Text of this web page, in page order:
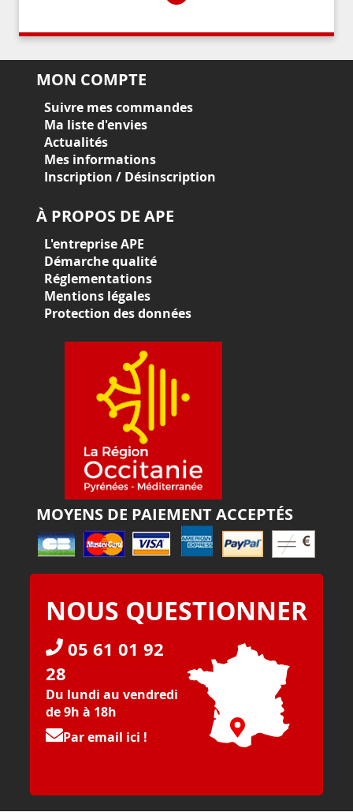
MON COMPTE
Suivre mes commandes
Ma liste d'envies
Actualités
Mes informations
Inscription / Désinscription
À PROPOS DE APE
L'entreprise APE
Démarche qualité
Réglementations
Mentions légales
Protection des données
MOYENS DE PAIEMENT ACCEPTÉS
NOUS QUESTIONNER
05 61 01 92
28
Du lundi au vendredi
de 9h à 18h
Par email ici !